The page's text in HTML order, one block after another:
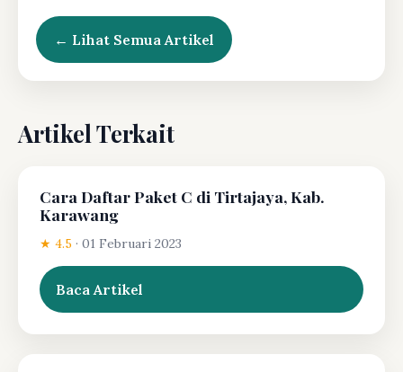
← Lihat Semua Artikel
Artikel Terkait
Cara Daftar Paket C di Tirtajaya, Kab.
Karawang
★ 4.5 · 01 Februari 2023
Baca Artikel